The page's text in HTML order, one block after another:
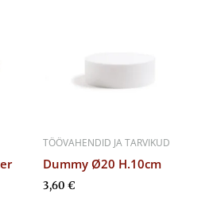
TÖÖVAHENDID JA TARVIKUD
Dummy Ø20 H.10cm
3,60 €